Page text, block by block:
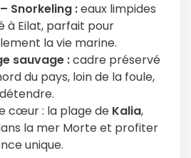
Snorkeling :eaux limpides
à Eilat, parfait pour
la vie marine.
sauvage :cadre préservé
du pays, loin de la foule,
cœur : la plage de Kalia,
la mer Morte et profiter
unique.